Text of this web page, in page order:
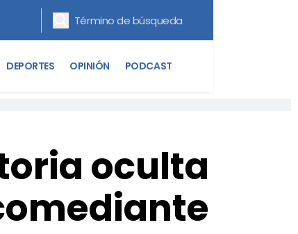
DEPORTES OPINIÓN PODCAST
oculta